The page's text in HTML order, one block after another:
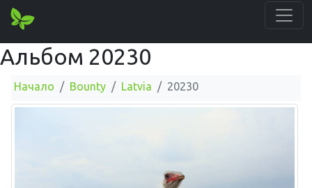
Альбом 20230
Начало Bounty Latvia 20230